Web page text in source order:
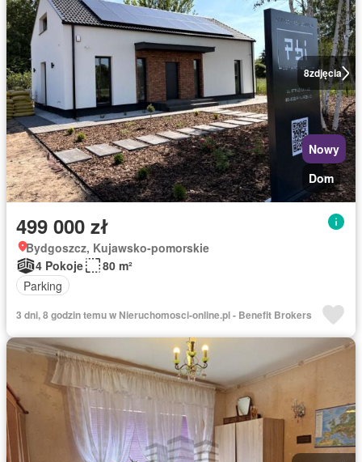
8zdjęcia
Nowy
Dom
499 000 zł
Bydgoszcz, Kujawsko-pomorskie
4 Pokoje
80 m²
Parking
3 dni, 8 godzin temu w Nieruchomosci-online.pl - Benefit Brokers